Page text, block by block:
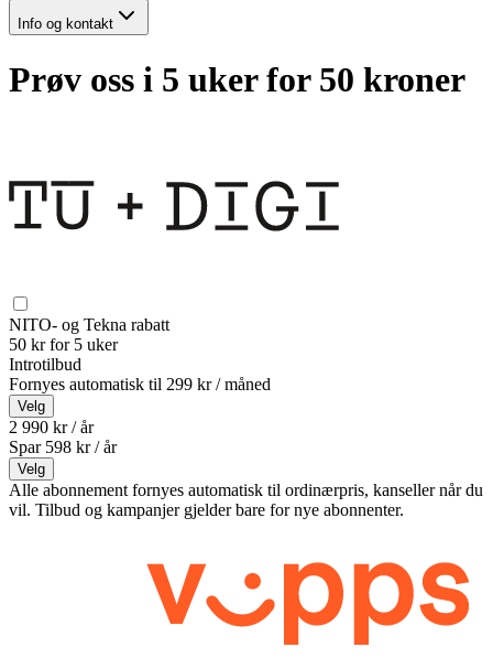
Info og kontakt
Prøv oss i 5 uker for 50 kroner
NITO- og Tekna rabatt
50 kr for 5 uker
Introtilbud
Fornyes automatisk til 299 kr / måned
Velg
2 990 kr / år
Spar 598 kr /år
Velg
Alle abonnement fornyes automatisk til ordinærpris, kanseller når du
vil. Tilbud og kampanjer gjelder bare for nye abonnenter.